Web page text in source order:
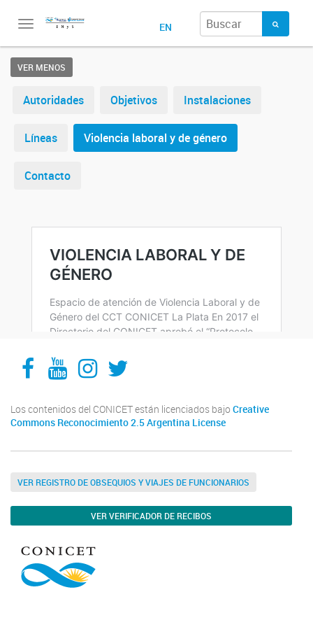
Toggle
EN
VER MENOS
Autoridades Objetivos Instalaciones
Líneas Violencia laboral y de género
Contacto
Facebook
YouTube
Instagram
Twitter
Los contenidos del CONICET están licenciados bajo Creative
Commons Reconocimiento 2.5 Argentina License
VER REGISTRO DE OBSEQUIOS Y VIAJES DE FUNCIONARIOS
VER VERIFICADOR DE RECIBOS